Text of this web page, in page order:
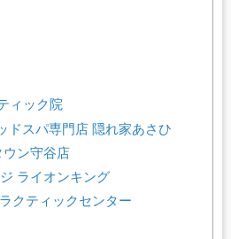
ィック院
ドスパ専門店 隠れ家あさひ
ウン守谷店
ライオンキング
クティックセンター